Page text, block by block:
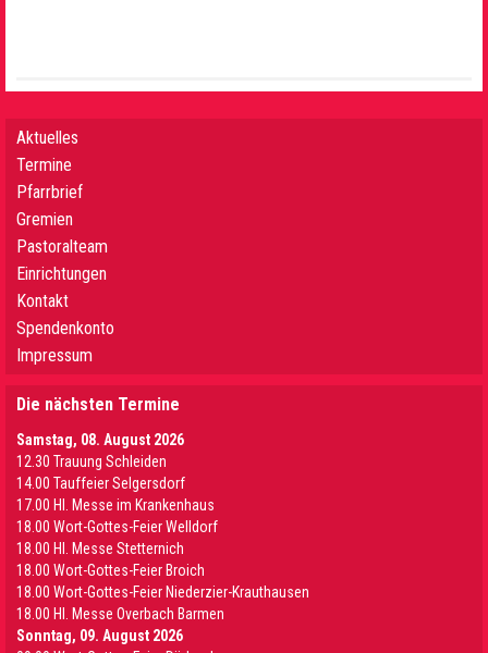
Aktuelles
Termine
Pfarrbrief
Gremien
Pastoralteam
Einrichtungen
Kontakt
Spendenkonto
Impressum
Die nächsten Termine
Samstag, 08. August 2026
12.30 Trauung Schleiden
14.00 Tauffeier Selgersdorf
17.00 Hl. Messe im Krankenhaus
18.00 Wort-Gottes-Feier Welldorf
18.00 Hl. Messe Stetternich
18.00 Wort-Gottes-Feier Broich
18.00 Wort-Gottes-Feier Niederzier-Krauthausen
18.00 Hl. Messe Overbach Barmen
Sonntag, 09. August 2026